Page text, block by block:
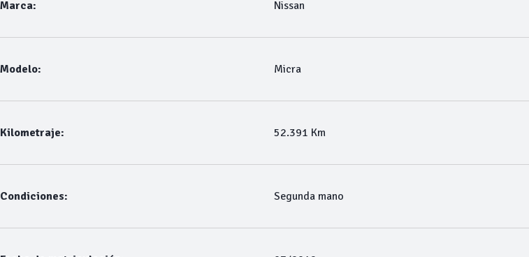
Marca: Nissan
Modelo: Micra
Kilometraje: 52.391 Km
Condiciones: Segunda mano